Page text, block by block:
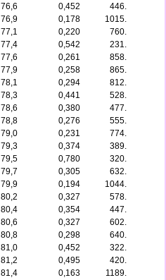
76,6 0,452
446.
76,9 0,178
1015.
77,1 0,220
760.
77,4 0,542
231.
77,6 0,261
858.
77,9 0,258
865.
78,1 0,294
812.
78,3 0,441
528.
78,6 0,380
477.
78,8 0,276
555.
79,0 0,231
774.
79,3 0,374
389.
79,5 0,780
320.
79,7 0,305
632.
79,9 0,194
1044.
80,2 0,327
578.
80,4 0,354
447.
80,6 0,327
602.
80,8 0,298
640.
81,0 0,452
322.
81,2 0,495
420.
81,4 0,163
1189.